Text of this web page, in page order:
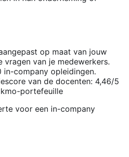
op maat van jouw
vragen van je medewerkers.
in-company opleidingen.
van de docenten: 4,46/5
portefeuille
voor een in-company